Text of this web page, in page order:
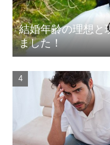
結婚年齢の理想
ました！